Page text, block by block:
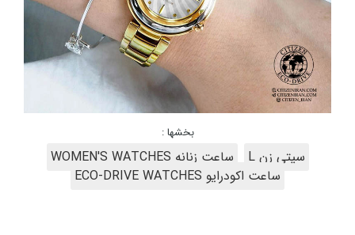
بخشها :
سیتی زن L
ساعت زنانه WOMEN'S WATCHES
ساعت اکودرایو ECO-DRIVE WATCHES